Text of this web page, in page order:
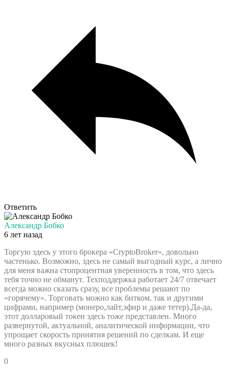
Ответить
Александр Бобко
6 лет назад
Торгую здесь у этого брокера «CryptoBroker», довольно
частенько. Возможно, здесь не самый выгодный курс, а лично
для меня важна стопроцентная уверенность в том, что здесь
тебя точно не обманут. Техподдержка работает 24/7 отвечает
всегда можно сказать сразу, все проблемы решают по
«горячему». Торговать можно как битком, так и другими
цифрами, например (монеро,лайт,эфир и даже тетер).Да-да,
этот долларовый токен здесь тоже представлен. Много
развернутой, актуальной, аналитической информации, что
упрощает скорость принятия решений по сделкам. И еще
много разных вкусных плюшек!
0